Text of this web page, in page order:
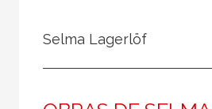
Coordinador
Selma Lagerlöf